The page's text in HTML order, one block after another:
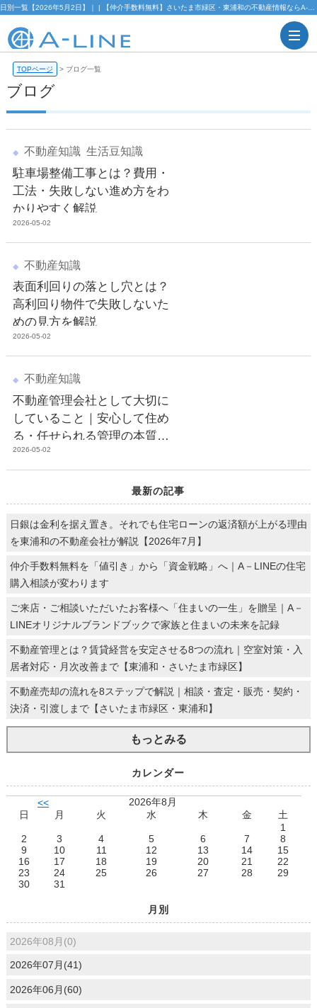
TOPページ > ブログ一覧
ブログ
不動産知識 生活豆知識
駐車場整備工事とは？費用・
工法・失敗しない進め方をわ
かりやすく解説
2026-05-02
不動産知識
表面利回りの落とし穴とは？
高利回り物件で失敗しないた
めの見方を解説
2026-05-02
不動産知識
不動産管理会社として大切に
していること｜安心して住め
る・任せられる管理の本質と
は
2026-05-02
最新の記事
日銀は金利を据え置き。それでも住宅ローンの返済額が上がる理由
を東浦和の不動産会社が解説【2026年7月】
仲介手数料無料を「値引き」から「資金戦略」へ｜A－LINEの住宅
購入相談が変わります
ご来店・ご相談いただいたお客様へ「住まいの一生」を贈呈｜A－
LINEオリジナルブランドブックで家族と住まいの未来を記録
不動産管理とは？賃貸経営を安定させる8つの流れ｜空室対策・入
居者対応・月次改善まで【東浦和・さいたま市緑区】
不動産売却の流れを8ステップで解説｜相談・査定・販売・契約・
決済・引渡しまで【さいたま市緑区・東浦和】
もっとみる
カレンダー
<<
2026年8月
日
月 火 水 木 金
土
1
2
3 4 5 6 7
8
9
10 11 12 13 14
15
16
17 18 19 20 21
22
23
24 25 26 27 28
29
30
31
月別
2026年08月(0)
2026年07月(41)
2026年06月(60)